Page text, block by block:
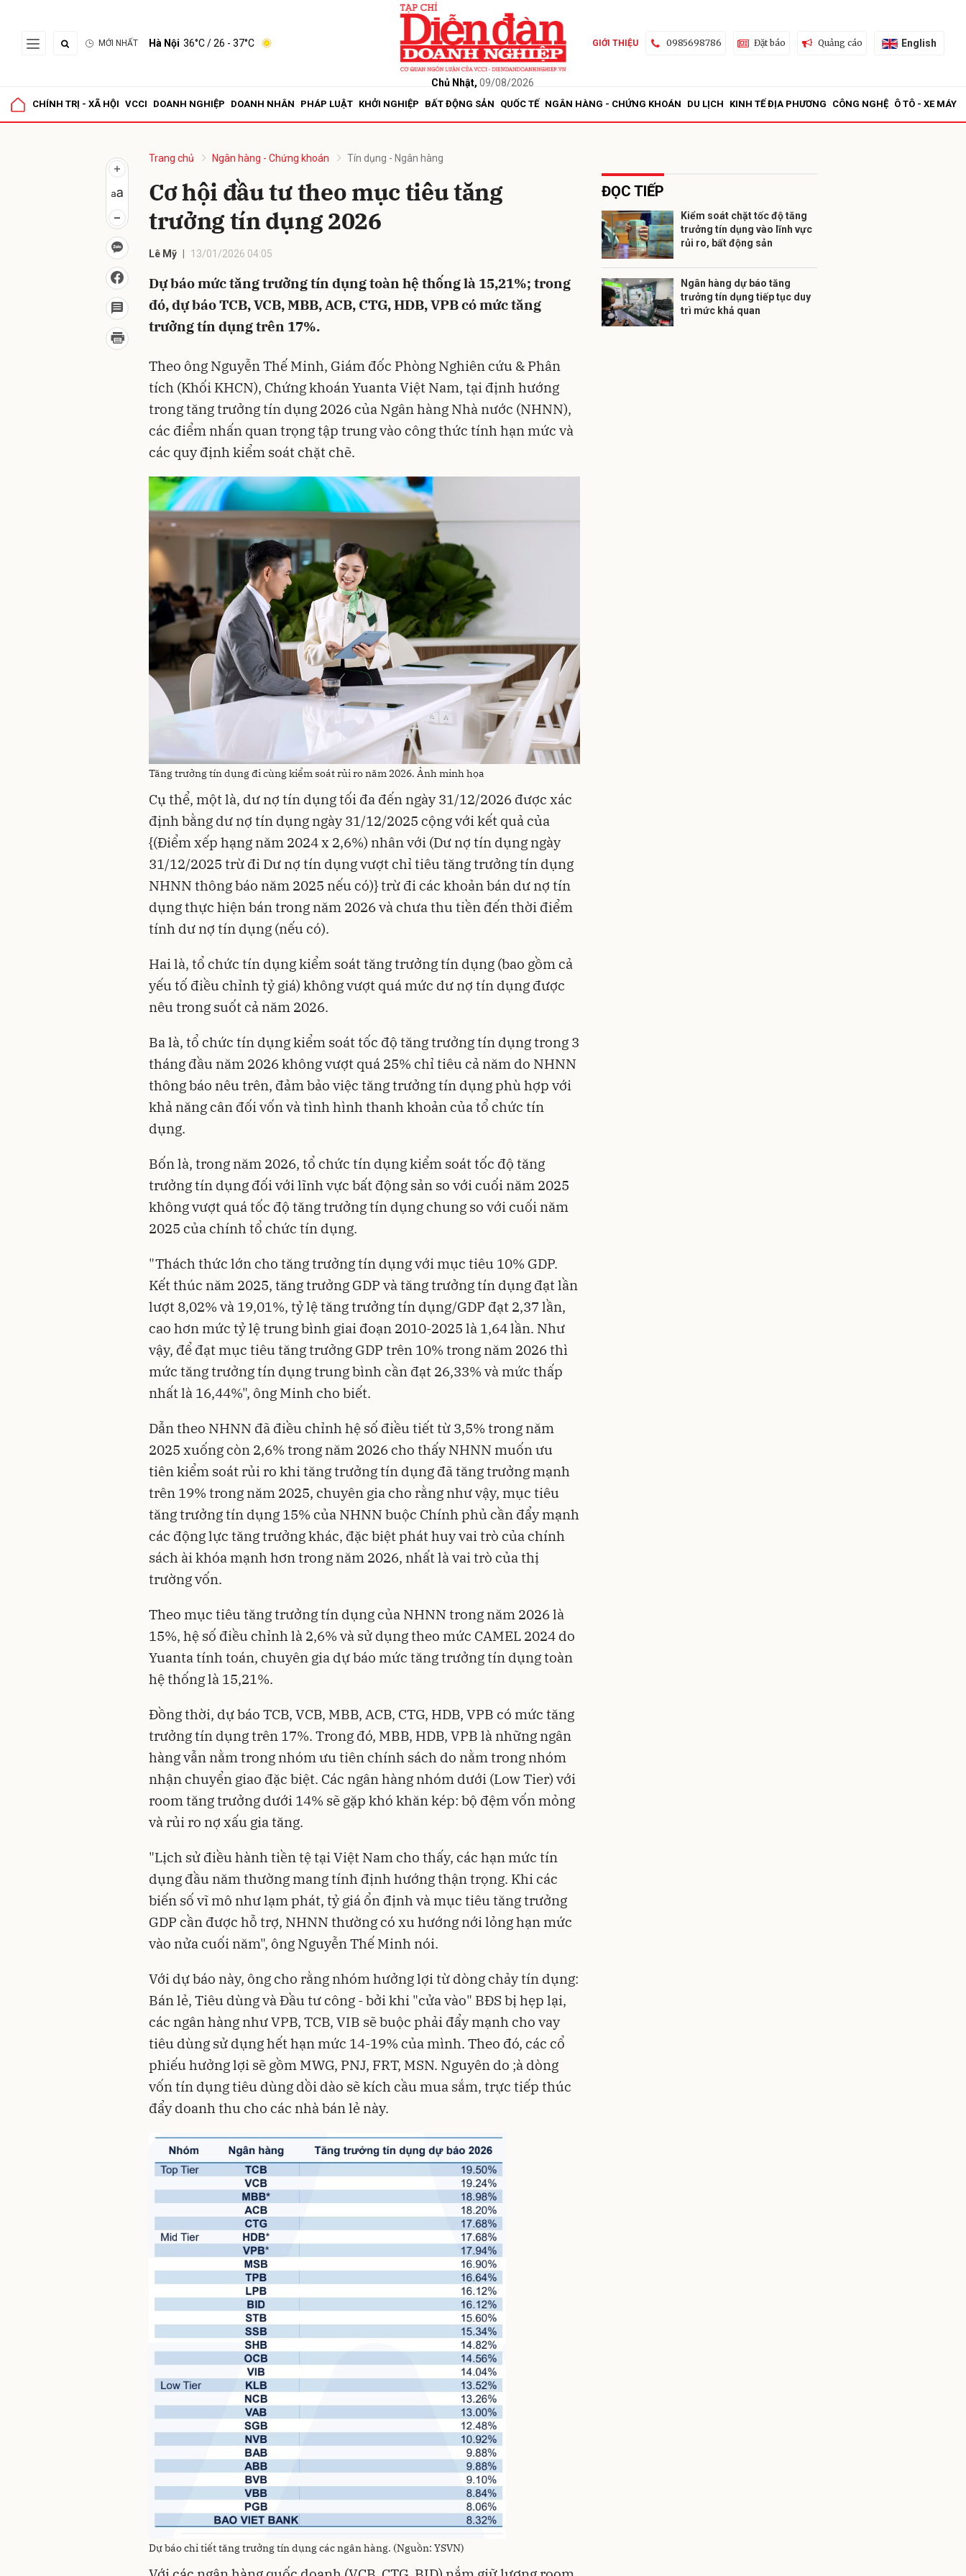
MỚI NHẤT Hà Nội 36°C/ 26 - 37°C
Chủ Nhật, 09/08/2026
GIỚI THIỆU 0985698786 Đặt báo Quảng cáo English
CHÍNH TRỊ - XÃ HỘI VCCI DOANH NGHIỆP DOANH NHÂN PHÁP LUẬT KHỞI NGHIỆP BẤT ĐỘNG SẢN QUỐC TẾ NGÂN HÀNG - CHỨNG KHOÁN DU LỊCH KINH TẾ ĐỊA PHƯƠNG CÔNG NGHỆ Ô TÔ - XE MÁY
Trang chủ Ngân hàng - Chứng khoán Tín dụng - Ngân hàng
Cơ hội đầu tư theo mục tiêu tăng
trưởng tín dụng 2026
Lê Mỹ 13/01/2026 04:05
Dự báo mức tăng trưởng tín dụng toàn hệ thống là 15,21%; trong
đó, dự báo TCB, VCB, MBB, ACB, CTG, HDB, VPB có mức tăng
trưởng tín dụng trên 17%.
Theo ông Nguyễn Thế Minh, Giám đốc Phòng Nghiên cứu & Phân
tích (Khối KHCN), Chứng khoán Yuanta Việt Nam, tại định hướng
trong tăng trưởng tín dụng 2026 của Ngân hàng Nhà nước (NHNN),
các điểm nhấn quan trọng tập trung vào công thức tính hạn mức và
các quy định kiểm soát chặt chẽ.
Tăng trưởng tín dụng đi cùng kiểm soát rủi ro năm 2026. Ảnh minh họa
Cụ thể, một là, dư nợ tín dụng tối đa đến ngày 31/12/2026 được xác
định bằng dư nợ tín dụng ngày 31/12/2025 cộng với kết quả của
{(Điểm xếp hạng năm 2024 x 2,6%) nhân với (Dư nợ tín dụng ngày
31/12/2025 trừ đi Dư nợ tín dụng vượt chỉ tiêu tăng trưởng tín dụng
NHNN thông báo năm 2025 nếu có)} trừ đi các khoản bán dư nợ tín
dụng thực hiện bán trong năm 2026 và chưa thu tiền đến thời điểm
tính dư nợ tín dụng (nếu có).
Hai là, tổ chức tín dụng kiểm soát tăng trưởng tín dụng (bao gồm cả
yếu tố điều chỉnh tỷ giá) không vượt quá mức dư nợ tín dụng được
nêu trong suốt cả năm 2026.
Ba là, tổ chức tín dụng kiểm soát tốc độ tăng trưởng tín dụng trong 3
tháng đầu năm 2026 không vượt quá 25% chỉ tiêu cả năm do NHNN
thông báo nêu trên, đảm bảo việc tăng trưởng tín dụng phù hợp với
khả năng cân đối vốn và tình hình thanh khoản của tổ chức tín
dụng.
Bốn là, trong năm 2026, tổ chức tín dụng kiểm soát tốc độ tăng
trưởng tín dụng đối với lĩnh vực bất động sản so với cuối năm 2025
không vượt quá tốc độ tăng trưởng tín dụng chung so với cuối năm
2025 của chính tổ chức tín dụng.
"Thách thức lớn cho tăng trưởng tín dụng với mục tiêu 10% GDP.
Kết thúc năm 2025, tăng trưởng GDP và tăng trưởng tín dụng đạt lần
lượt 8,02% và 19,01%, tỷ lệ tăng trưởng tín dụng/GDP đạt 2,37 lần,
cao hơn mức tỷ lệ trung bình giai đoạn 2010-2025 là 1,64 lần. Như
vậy, để đạt mục tiêu tăng trưởng GDP trên 10% trong năm 2026 thì
mức tăng trưởng tín dụng trung bình cần đạt 26,33% và mức thấp
nhất là 16,44%", ông Minh cho biết.
Dẫn theo NHNN đã điều chỉnh hệ số điều tiết từ 3,5% trong năm
2025 xuống còn 2,6% trong năm 2026 cho thấy NHNN muốn ưu
tiên kiểm soát rủi ro khi tăng trưởng tín dụng đã tăng trưởng mạnh
trên 19% trong năm 2025, chuyên gia cho rằng như vậy, mục tiêu
tăng trưởng tín dụng 15% của NHNN buộc Chính phủ cần đẩy mạnh
các động lực tăng trưởng khác, đặc biệt phát huy vai trò của chính
sách ài khóa mạnh hơn trong năm 2026, nhất là vai trò của thị
trường vốn.
Theo mục tiêu tăng trưởng tín dụng của NHNN trong năm 2026 là
15%, hệ số điều chỉnh là 2,6% và sử dụng theo mức CAMEL 2024 do
Yuanta tính toán, chuyên gia dự báo mức tăng trưởng tín dụng toàn
hệ thống là 15,21%.
Đồng thời, dự báo TCB, VCB, MBB, ACB, CTG, HDB, VPB có mức tăng
trưởng tín dụng trên 17%. Trong đó, MBB, HDB, VPB là những ngân
hàng vẫn nằm trong nhóm ưu tiên chính sách do nằm trong nhóm
nhận chuyển giao đặc biệt. Các ngân hàng nhóm dưới (Low Tier) với
room tăng trưởng dưới 14% sẽ gặp khó khăn kép: bộ đệm vốn mỏng
và rủi ro nợ xấu gia tăng.
"Lịch sử điều hành tiền tệ tại Việt Nam cho thấy, các hạn mức tín
dụng đầu năm thường mang tính định hướng thận trọng. Khi các
biến số vĩ mô như lạm phát, tỷ giá ổn định và mục tiêu tăng trưởng
GDP cần được hỗ trợ, NHNN thường có xu hướng nới lỏng hạn mức
vào nửa cuối năm", ông Nguyễn Thế Minh nói.
Với dự báo này, ông cho rằng nhóm hưởng lợi từ dòng chảy tín dụng:
Bán lẻ, Tiêu dùng và Đầu tư công - bởi khi "cửa vào" BĐS bị hẹp lại,
các ngân hàng như VPB, TCB, VIB sẽ buộc phải đẩy mạnh cho vay
tiêu dùng sử dụng hết hạn mức 14-19% của mình. Theo đó, các cổ
phiếu hưởng lợi sẽ gồm MWG, PNJ, FRT, MSN. Nguyên do ;à dòng
vốn tín dụng tiêu dùng dồi dào sẽ kích cầu mua sắm, trực tiếp thúc
đẩy doanh thu cho các nhà bán lẻ này.
Dự báo chi tiết tăng trưởng tín dụng các ngân hàng. (Nguồn: YSVN)
ĐỌC TIẾP
Kiểm soát chặt tốc độ tăng
trưởng tín dụng vào lĩnh vực
rủi ro, bất động sản
Ngân hàng dự báo tăng
trưởng tín dụng tiếp tục duy
trì mức khả quan
Gửi